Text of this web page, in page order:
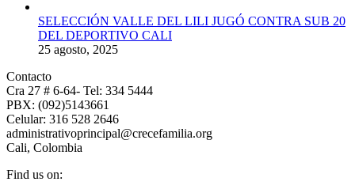
SELECCIÓN VALLE DEL LILI JUGÓ CONTRA SUB 20
DEL DEPORTIVO CALI
25 agosto, 2025
Contacto
Cra 27 # 6-64- Tel: 334 5444
PBX: (092)5143661
Celular: 316 528 2646
administrativoprincipal@crecefamilia.org
Cali, Colombia
Find us on: